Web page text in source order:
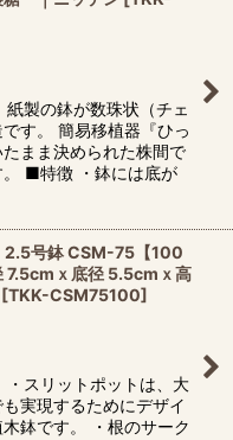
製の鉢が数珠状（チェ
す。 簡易移植器『ひっ
まま決められた株間で
■特徴 ・鉢には底が
2.5号鉢 CSM-75【100
7.5cmｘ底径 5.5cmｘ高
[TKK-CSM75100]
スリットポットは、大
実現するためにデザイ
鉢です。 ・根のサーク